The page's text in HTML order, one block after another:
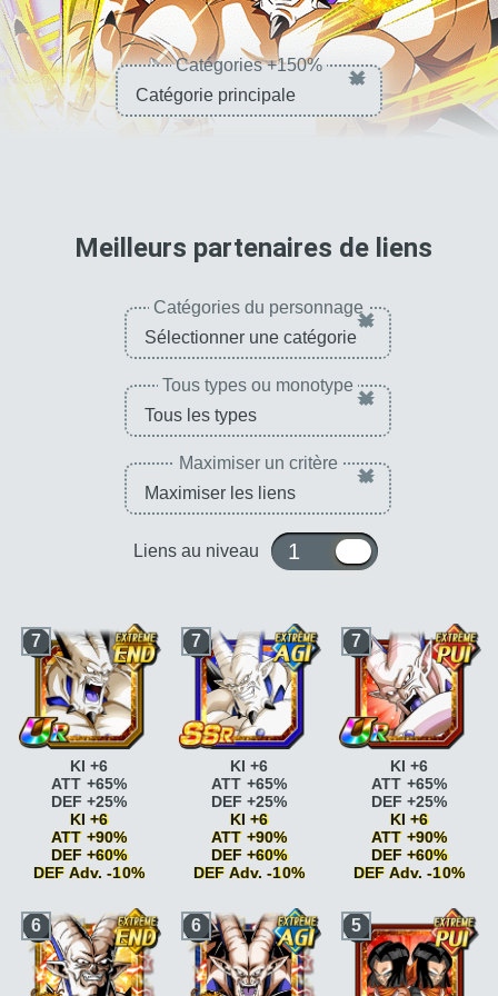
Catégories +150% ×
Meilleurs partenaires de liens
Catégories du personnage×
Tous types ou monotype ×
Maximiser un critère ×
Liens au niveau 1 ou 10
7
époustouflanteKI
+2
Vitesse
époustouflanteKI
KI +6
ATT +65%
DEF +25%
KI +6
ATT +90%
DEF +60%
DEF Adv. -10%
7
époustouflanteKI
+2
Vitesse
époustouflanteKI
KI +6
ATT +65%
DEF +25%
KI +6
ATT +90%
DEF +60%
DEF Adv. -10%
7
époustouflanteKI
+2
Vitesse
époustouflante
KI +6
ATT +65%
DEF +25%
KI +6
ATT +90%
DEF +60%
DEF Adv. -10%
6 6 5